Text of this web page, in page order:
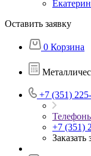
Оставить заявку
0 Корзина
+7 (351)
+7 (351)
Заказать